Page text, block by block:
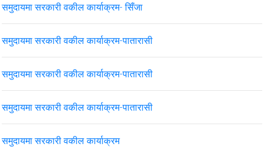
समुदायमा सरकारी वकील कार्याक्रम- सिँजा
समुदायमा सरकारी वकील कार्याक्रम-पातारासी
समुदायमा सरकारी वकील कार्याक्रम-पातारासी
समुदायमा सरकारी वकील कार्याक्रम-पातारासी
समुदायमा सरकारी वकील कार्याक्रम